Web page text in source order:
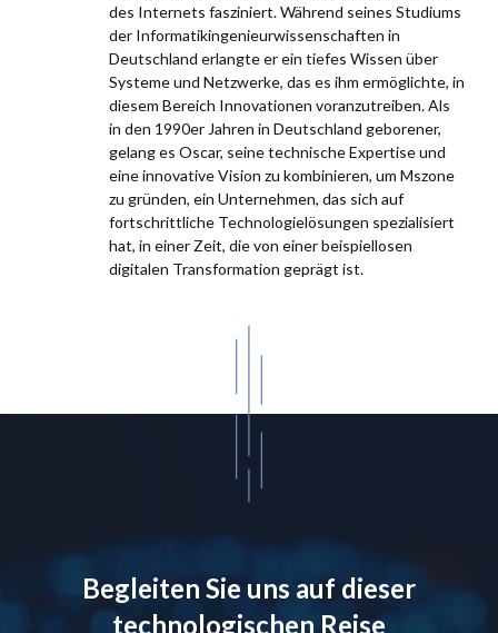
des Internets fasziniert. Während seines Studiums
der Informatikingenieurwissenschaften in
Deutschland erlangte er ein tiefes Wissen über
Systeme und Netzwerke, das es ihm ermöglichte, in
diesem Bereich Innovationen voranzutreiben. Als
in den 1990er Jahren in Deutschland geborener,
gelang es Oscar, seine technische Expertise und
eine innovative Vision zu kombinieren, um Mszone
zu gründen, ein Unternehmen, das sich auf
fortschrittliche Technologielösungen spezialisiert
hat, in einer Zeit, die von einer beispiellosen
digitalen Transformation geprägt ist.
Begleiten Sie uns auf dieser
technologischen Reise